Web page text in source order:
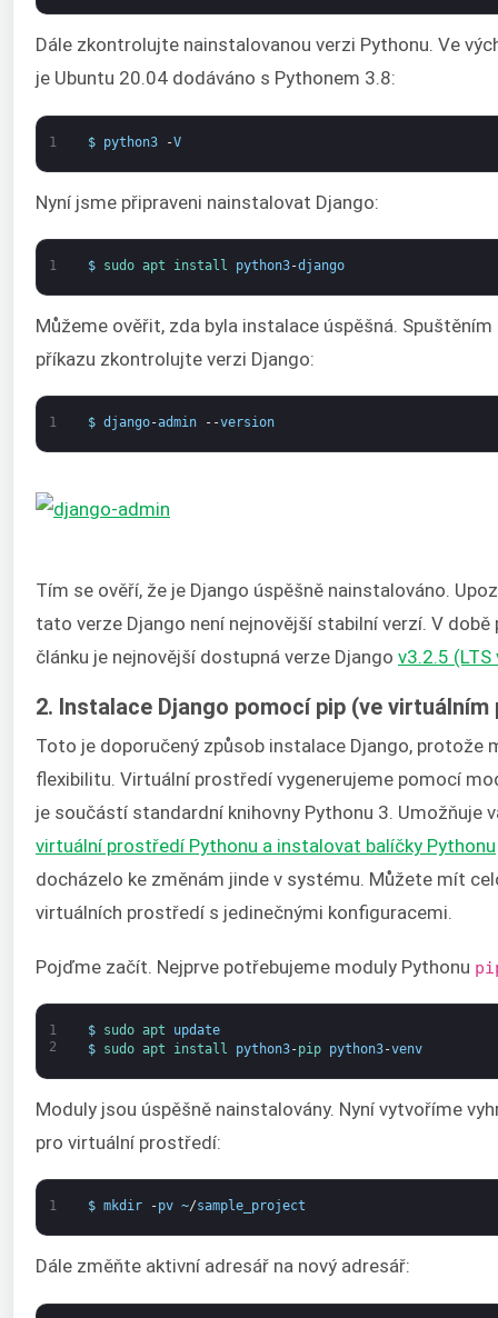
Dále zkontrolujte nainstalovanou verzi Pythonu. Ve
je Ubuntu 20.04 dodáváno s Pythonem 3.8:
1 $ python3 -V
Nyní jsme připraveni nainstalovat Django:
1 $ sudo apt install python3-django
Můžeme ověřit, zda byla instalace úspěšná.
příkazu zkontrolujte verzi Django:
1 $ django-admin --version
Tím se ověří, že je Django úspěšně nainstalováno.
tato verze Django není nejnovější stabilní verzí. V
článku je nejnovější dostupná verze Django v3.2.5 (LTS
2. Instalace Django pomocí pip (ve
Toto je doporučený způsob instalace Django, protože
flexibilitu. Virtuální prostředí vygenerujeme pomocí
je součástí standardní knihovny Pythonu 3. Umožňuje
virtuální prostředí Pythonu a instalovat balíčky Pythonu
docházelo ke změnám jinde v systému. Můžete mít
virtuálních prostředí s jedinečnými konfiguracemi.
Pojďme začít. Nejprve potřebujeme moduly Pythonu
1
2
$ sudo apt
update
$
sudo apt install python3-pip python3-venv
Moduly jsou úspěšně nainstalovány. Nyní vytvoříme
pro virtuální prostředí:
1 $ mkdir -pv ~/sample_project
Dále změňte aktivní adresář na nový adresář: